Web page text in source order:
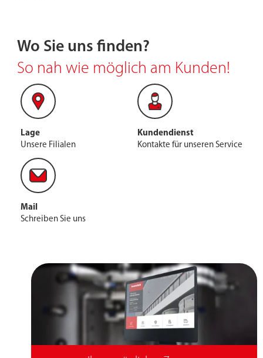
Wo Sie uns finden?
So nah wie möglich am Kunden!
Lage
Unsere Filialen
Kundendienst
Kontakte für unseren Service
Mail
Schreiben Sie uns